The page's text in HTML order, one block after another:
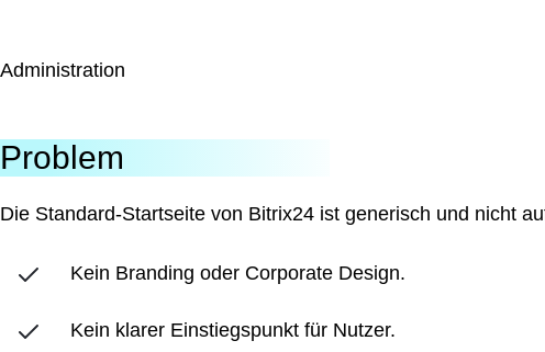
administration
Problem
Die Standard-Startseite von Bitrix24 ist generisch und nicht
Kein Branding oder Corporate Design.
Kein klarer Einstiegspunkt für Nutzer.